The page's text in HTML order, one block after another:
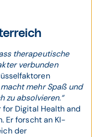
therapeutische
verbunden
macht mehr Spaß und
zu absolvieren.“
Digital Health and
Er forscht an KI-
der